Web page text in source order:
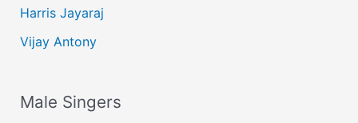
Harris Jayaraj
Vijay Antony
Male Singers